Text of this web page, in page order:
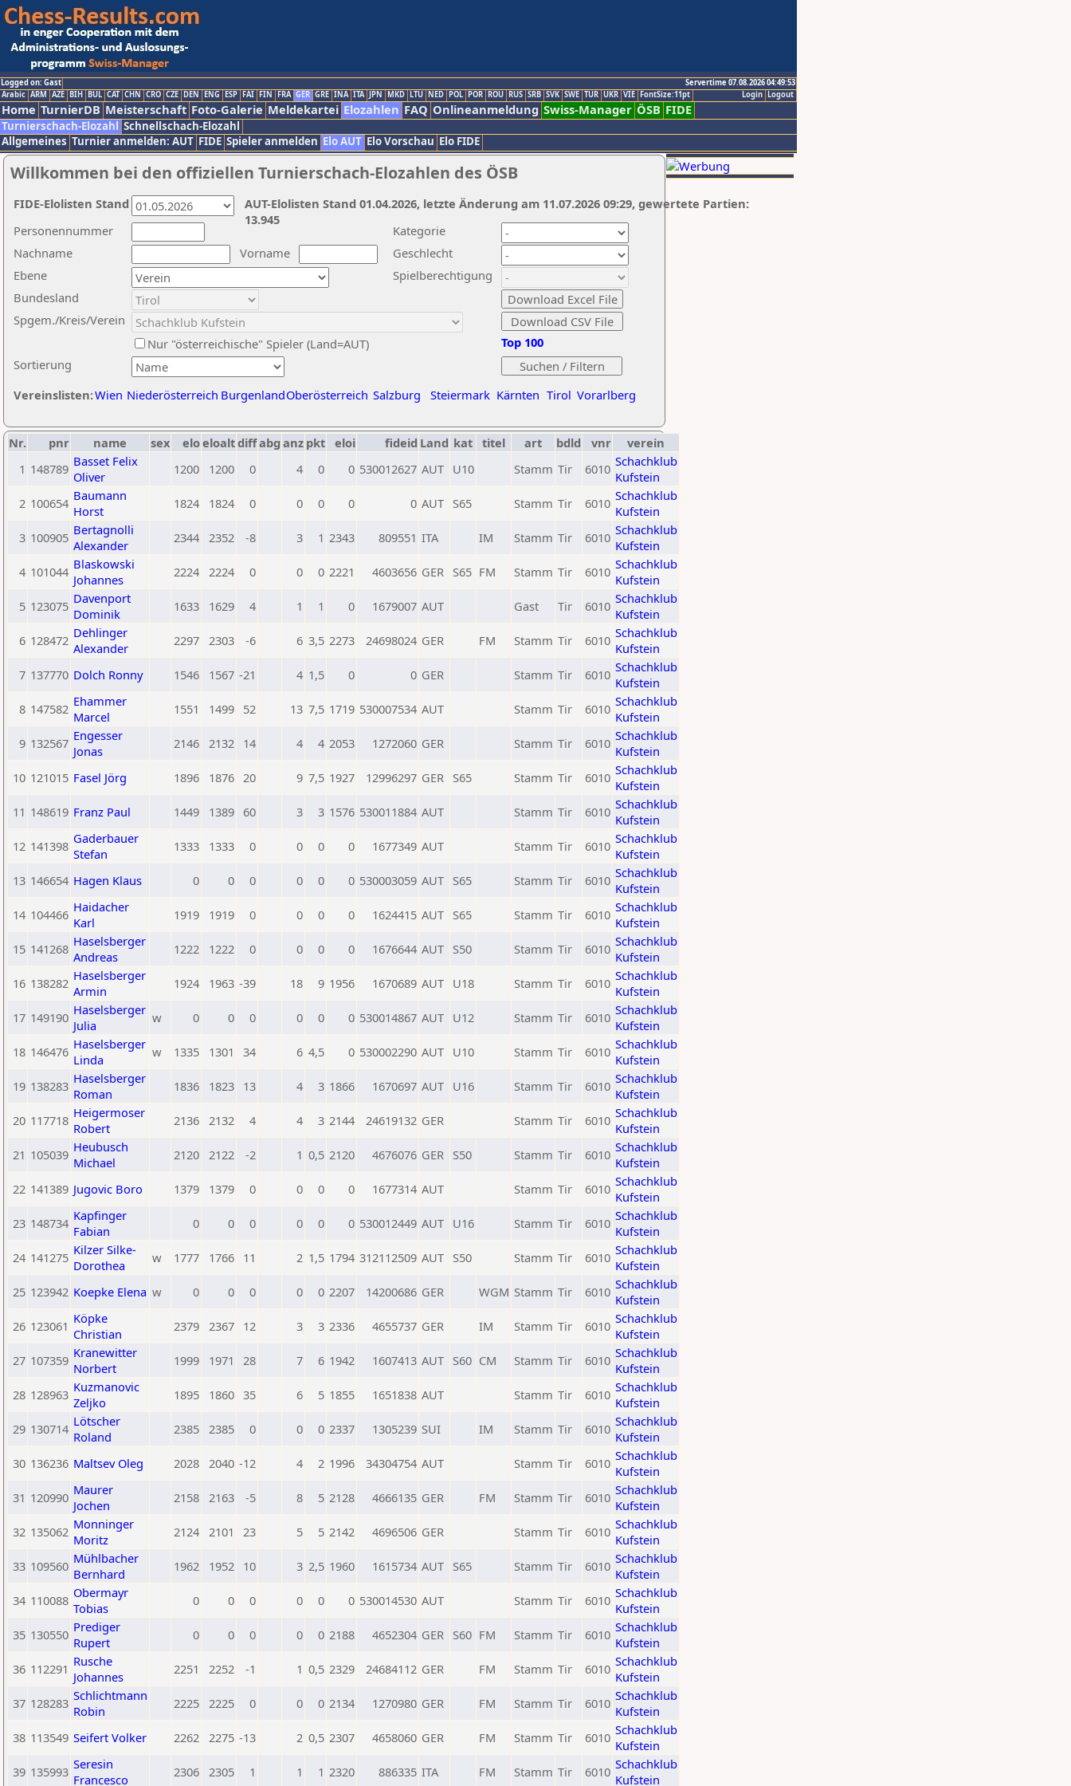
Logged on: Gast
Servertime 07.08.2026 04:49:53
Logout
Login
Arabic ARM AZE BIH BUL CAT CHN CRO CZE DEN ENG ESP FAI FIN FRA GER GRE INA ITA JPN MKD LTU NED POL POR ROU RUS SRB SVK SWE TUR UKR VIE FontSize:11pt
Home TurnierDB Meisterschaft Foto-Galerie Meldekartei Elozahlen FAQ Onlineanmeldung Swiss-Manager ÖSB FIDE
Turnierschach-Elozahl Schnellschach-Elozahl
Allgemeines Turnier anmelden: AUT FIDE Spieler anmelden Elo AUT Elo Vorschau Elo FIDE
Willkommen bei den offiziellen Turnierschach-Elozahlen des ÖSB
Nachname
Vorname
Ebene
Kategorie
Sortierung
Personennummer
Bundesland
Spgem./Kreis/Verein
Geschlecht
Nur "österreichische" Spieler (Land=AUT)
Spielberechtigung
Vereinslisten:Wien Niederösterreich BurgenlandOberösterreich Salzburg Steiermark Kärnten Tirol Vorarlberg
Top 100
AUT-Elolisten Stand 01.04.2026, letzte Änderung am 11.07.2026 09:29, gewertete Partien:
13.945
FIDE-Elolisten Stand
Nr. pnr name sex eloeloaltdiffabg anz pkt eloi fideid Land kat titel art bdld vnr
verein
1 148789 Basset Felix
Oliver
1200 1200 0 4 0 0 530012627 AUT U10 Stamm Tir 6010 Schachklub
Kufstein
2 100654 Baumann
Horst
1824 1824 0 0 0 0 0 AUT S65 Stamm Tir 6010 Schachklub
Kufstein
3 100905 Bertagnolli
Alexander
2344 2352 -8 3 1 2343 809551 ITA IM Stamm Tir 6010 Schachklub
Kufstein
4 101044 Blaskowski
Johannes
2224 2224 0 0 0 2221 4603656 GER S65 FM Stamm Tir 6010 Schachklub
Kufstein
5 123075 Davenport
Dominik
1633 1629 4 1 1 0 1679007 AUT Gast Tir 6010 Schachklub
Kufstein
6 128472 Dehlinger
Alexander
2297 2303 -6 6 3,5 2273 24698024 GER FM Stamm Tir 6010 Schachklub
Kufstein
7 137770 Dolch Ronny 1546 1567 -21 4 1,5 0 0 GER Stamm Tir 6010 Schachklub
Kufstein
8 147582 Ehammer
Marcel
1551 1499 52 13 7,5 1719 530007534 AUT Stamm Tir 6010 Schachklub
Kufstein
9 132567 Engesser
Jonas
2146 2132 14 4 4 2053 1272060 GER Stamm Tir 6010 Schachklub
Kufstein
10 121015 Fasel Jörg 1896 1876 20 9 7,5 1927 12996297 GER S65 Stamm Tir 6010 Schachklub
Kufstein
11 148619 Franz Paul 1449 1389 60 3 3 1576 530011884 AUT Stamm Tir 6010 Schachklub
Kufstein
12 141398 Gaderbauer
Stefan
1333 1333 0 0 0 0 1677349 AUT Stamm Tir 6010 Schachklub
Kufstein
13 146654 Hagen Klaus 0 0 0 0 0 0 530003059 AUT S65 Stamm Tir 6010 Schachklub
Kufstein
14 104466 Haidacher
Karl
1919 1919 0 0 0 0 1624415 AUT S65 Stamm Tir 6010 Schachklub
Kufstein
15 141268 Haselsberger
Andreas
1222 1222 0 0 0 0 1676644 AUT S50 Stamm Tir 6010 Schachklub
Kufstein
16 138282 Haselsberger
Armin
1924 1963 -39 18 9 1956 1670689 AUT U18 Stamm Tir 6010 Schachklub
Kufstein
17 149190 Haselsberger
Julia
w 0 0 0 0 0 0 530014867 AUT U12 Stamm Tir 6010 Schachklub
Kufstein
18 146476 Haselsberger
Linda
w 1335 1301 34 6 4,5 0 530002290 AUT U10 Stamm Tir 6010 Schachklub
Kufstein
19 138283 Haselsberger
Roman
1836 1823 13 4 3 1866 1670697 AUT U16 Stamm Tir 6010 Schachklub
Kufstein
20 117718 Heigermoser
Robert
2136 2132 4 4 3 2144 24619132 GER Stamm Tir 6010 Schachklub
Kufstein
21 105039 Heubusch
Michael
2120 2122 -2 1 0,5 2120 4676076 GER S50 Stamm Tir 6010 Schachklub
Kufstein
22 141389 Jugovic Boro 1379 1379 0 0 0 0 1677314 AUT Stamm Tir 6010 Schachklub
Kufstein
23 148734 Kapfinger
Fabian
0 0 0 0 0 0 530012449 AUT U16 Stamm Tir 6010 Schachklub
Kufstein
24 141275 Kilzer Silke-
Dorothea
w 1777 1766 11 2 1,5 1794 312112509 AUT S50 Stamm Tir 6010 Schachklub
Kufstein
25 123942 Koepke Elena w 0 0 0 0 0 2207 14200686 GER WGM Stamm Tir 6010 Schachklub
Kufstein
26 123061 Köpke
Christian
2379 2367 12 3 3 2336 4655737 GER IM Stamm Tir 6010 Schachklub
Kufstein
27 107359 Kranewitter
Norbert
1999 1971 28 7 6 1942 1607413 AUT S60 CM Stamm Tir 6010 Schachklub
Kufstein
28 128963 Kuzmanovic
Zeljko
1895 1860 35 6 5 1855 1651838 AUT Stamm Tir 6010 Schachklub
Kufstein
29 130714 Lötscher
Roland
2385 2385 0 0 0 2337 1305239 SUI IM Stamm Tir 6010 Schachklub
Kufstein
30 136236 Maltsev Oleg 2028 2040 -12 4 2 1996 34304754 AUT Stamm Tir 6010 Schachklub
Kufstein
31 120990 Maurer
Jochen
2158 2163 -5 8 5 2128 4666135 GER FM Stamm Tir 6010 Schachklub
Kufstein
32 135062 Monninger
Moritz
2124 2101 23 5 5 2142 4696506 GER Stamm Tir 6010 Schachklub
Kufstein
33 109560 Mühlbacher
Bernhard
1962 1952 10 3 2,5 1960 1615734 AUT S65 Stamm Tir 6010 Schachklub
Kufstein
34 110088 Obermayr
Tobias
0 0 0 0 0 0 530014530 AUT Stamm Tir 6010 Schachklub
Kufstein
35 130550 Prediger
Rupert
0 0 0 0 0 2188 4652304 GER S60 FM Stamm Tir 6010 Schachklub
Kufstein
36 112291 Rusche
Johannes
2251 2252 -1 1 0,5 2329 24684112 GER FM Stamm Tir 6010 Schachklub
Kufstein
37 128283 Schlichtmann
Robin
2225 2225 0 0 0 2134 1270980 GER FM Stamm Tir 6010 Schachklub
Kufstein
38 113549 Seifert Volker 2262 2275 -13 2 0,5 2307 4658060 GER FM Stamm Tir 6010 Schachklub
Kufstein
39 135993 Seresin
Francesco
2306 2305 1 1 1 2320 886335 ITA FM Stamm Tir 6010 Schachklub
Kufstein